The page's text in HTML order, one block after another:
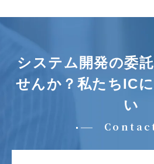
システム開発の委
せんか？ 私たちIC
い